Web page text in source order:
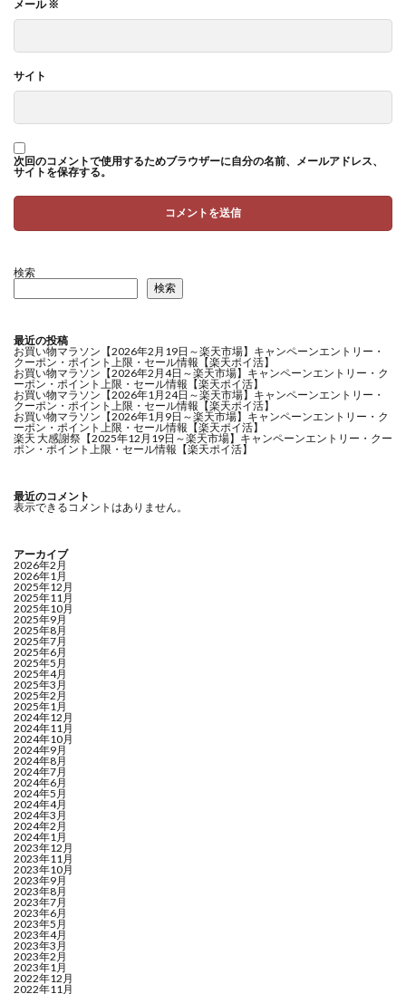
メール※
サイト
次回のコメントで使用するためブラウザーに自分の名前、メールアドレス、
サイトを保存する。
検索
検索
最近の投稿
お買い物マラソン【2026年2月19日～楽天市場】キャンペーンエントリー・
クーポン・ポイント上限・セール情報【楽天ポイ活】
お買い物マラソン【2026年2月4日～楽天市場】キャンペーンエントリー・ク
ーポン・ポイント上限・セール情報【楽天ポイ活】
お買い物マラソン【2026年1月24日～楽天市場】キャンペーンエントリー・
クーポン・ポイント上限・セール情報【楽天ポイ活】
お買い物マラソン【2026年1月9日～楽天市場】キャンペーンエントリー・ク
ーポン・ポイント上限・セール情報【楽天ポイ活】
楽天 大感謝祭【2025年12月19日～楽天市場】キャンペーンエントリー・クー
ポン・ポイント上限・セール情報【楽天ポイ活】
最近のコメント
表示できるコメントはありません。
アーカイブ
2026年2月
2026年1月
2025年12月
2025年11月
2025年10月
2025年9月
2025年8月
2025年7月
2025年6月
2025年5月
2025年4月
2025年3月
2025年2月
2025年1月
2024年12月
2024年11月
2024年10月
2024年9月
2024年8月
2024年7月
2024年6月
2024年5月
2024年4月
2024年3月
2024年2月
2024年1月
2023年12月
2023年11月
2023年10月
2023年9月
2023年8月
2023年7月
2023年6月
2023年5月
2023年4月
2023年3月
2023年2月
2023年1月
2022年12月
2022年11月